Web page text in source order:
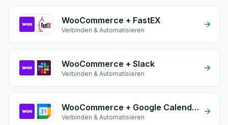
WooCommerce + FastEX
Verbinden & Automatisieren
WooCommerce + Slack
Verbinden & Automatisieren
WooCommerce + Google Calendar
Verbinden & Automatisieren